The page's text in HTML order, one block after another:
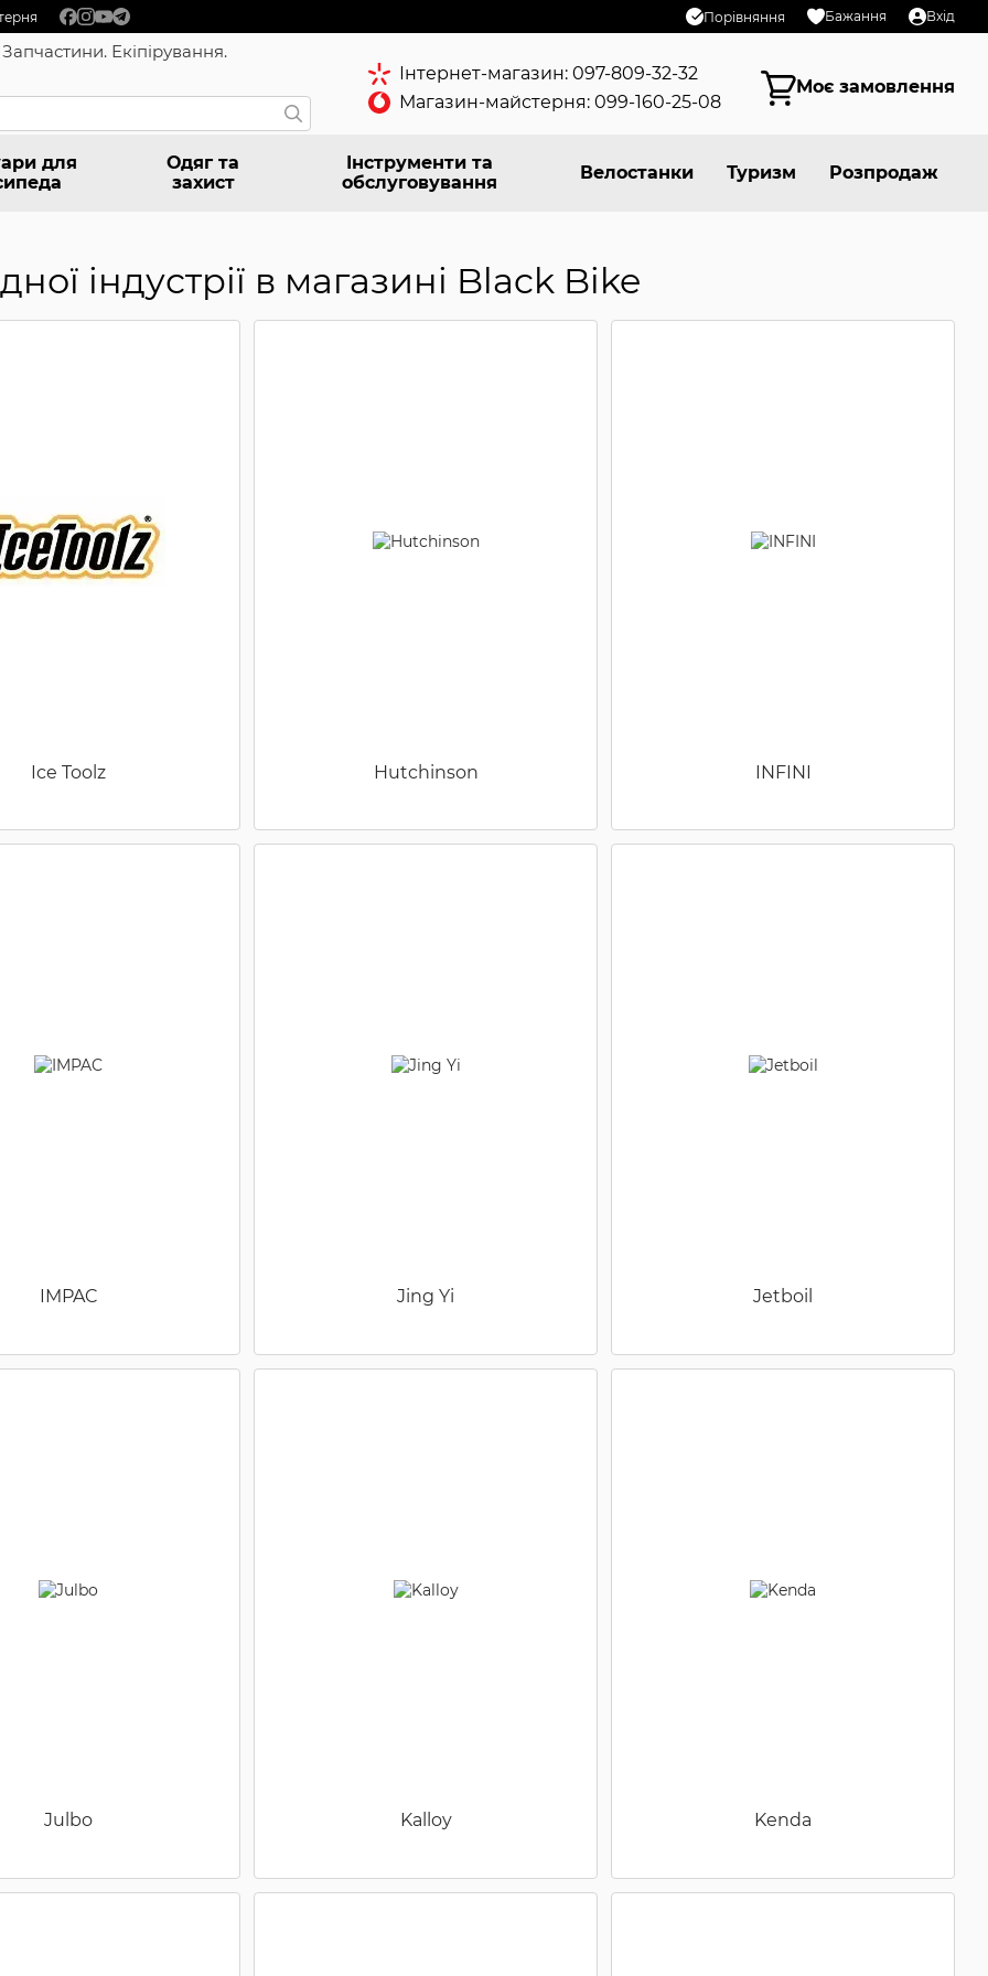
Порівняння Бажання Вхід
Екіпірування.
Інтернет-магазин: 097-809-32-32
Магазин-майстерня: 099-160-25-08
Моє замовлення
для
Одяг та
захист
Інструменти та
обслуговування
Велостанки Туризм Розпродаж
індустрії в магазині Black Bike
Ice Toolz Hutchinson INFINI
IMPAC Jing Yi Jetboil
Julbo Kalloy Kenda